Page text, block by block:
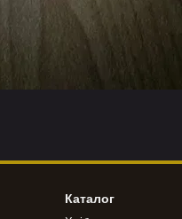
Каталог